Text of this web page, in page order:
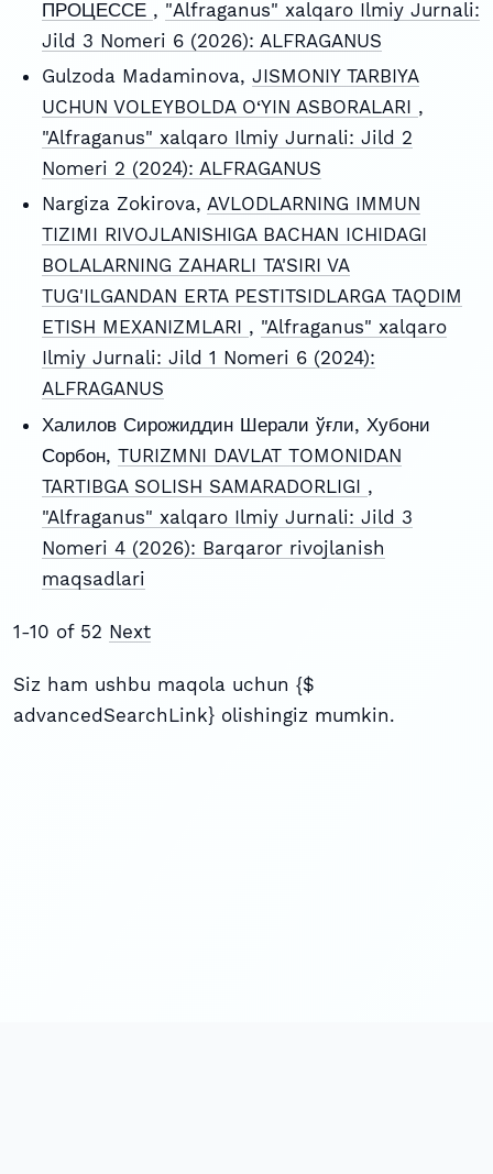
ПРОЦЕССЕ , "Alfraganus" xalqaro Ilmiy Jurnali:
Jild 3 Nomeri 6 (2026): ALFRAGANUS
Gulzoda Madaminova, JISMONIY TARBIYA
UCHUN VOLEYBOLDA O‘YIN ASBORALARI ,
"Alfraganus" xalqaro Ilmiy Jurnali: Jild 2
Nomeri 2 (2024): ALFRAGANUS
Nargiza Zokirova, AVLODLARNING IMMUN
TIZIMI RIVOJLANISHIGA BACHAN ICHIDAGI
BOLALARNING ZAHARLI TA'SIRI VA
TUG'ILGANDAN ERTA PESTITSIDLARGA TAQDIM
ETISH MEXANIZMLARI , "Alfraganus" xalqaro
Ilmiy Jurnali: Jild 1 Nomeri 6 (2024):
ALFRAGANUS
Халилов Сирожиддин Шерали ўғли, Хубони
Сорбон, TURIZMNI DAVLAT TOMONIDAN
TARTIBGA SOLISH SAMARADORLIGI ,
"Alfraganus" xalqaro Ilmiy Jurnali: Jild 3
Nomeri 4 (2026): Barqaror rivojlanish
maqsadlari
1-10 of 52 Next
Siz ham ushbu maqola uchun {$
advancedSearchLink} olishingiz mumkin.